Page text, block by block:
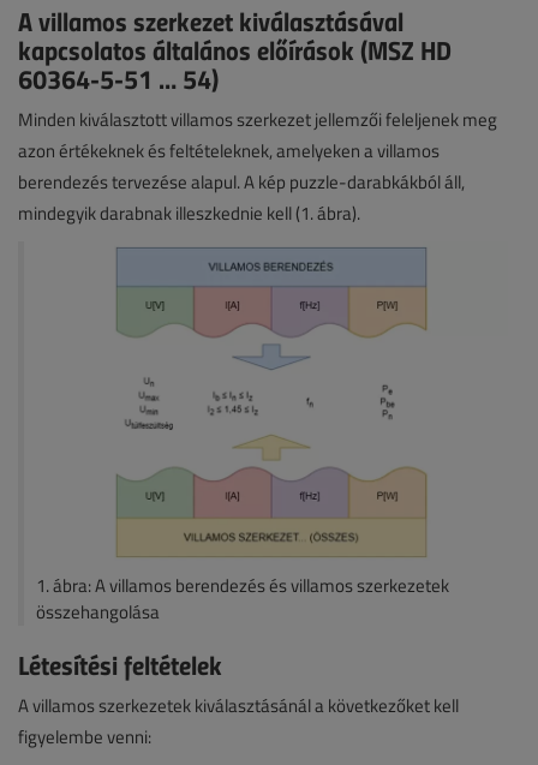
A villamos szerkezet kiválasztásával
kapcsolatos általános előírások (MSZ HD
60364-5-51 … 54)
Minden kiválasztott villamos szerkezet jellemzői feleljenek meg
azon értékeknek és feltételeknek, amelyeken a villamos
berendezés tervezése alapul. A kép puzzle-darabkákból áll,
mindegyik darabnak illeszkednie kell (1. ábra).
1. ábra: A villamos berendezés és villamos szerkezetek
összehangolása
Létesítési feltételek
A villamos szerkezetek kiválasztásánál a következőket kell
figyelembe venni: